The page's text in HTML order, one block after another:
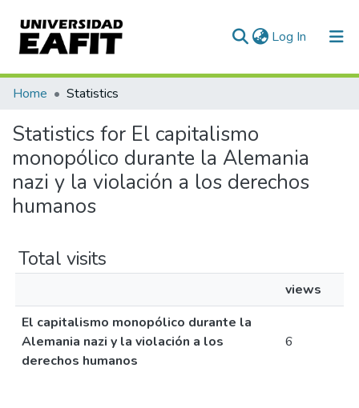
Log In (current)
Communities & Collections
All of DSpace
Home Statistics
Statistics for El capitalismo
monopólico durante la Alemania
nazi y la violación a los derechos
humanos
Total visits
views
El capitalismo monopólico durante la
Alemania nazi y la violación a los
derechos humanos
6